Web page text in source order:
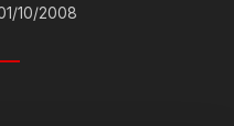
10/2008